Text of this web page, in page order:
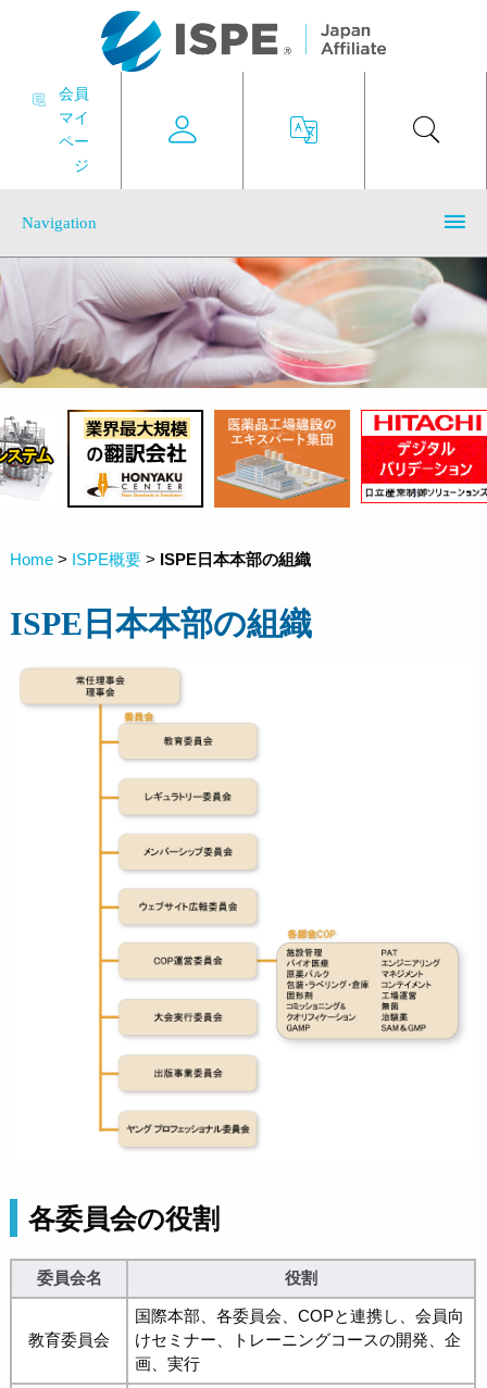
会員
マイ
ペー
ジ
Navigation
Home > ISPE概要 > ISPE日本本部の組織
ISPE日本本部の組織
各委員会の役割
委員会名 役割
教育委員会
国際本部、各委員会、COPと連携し、会員向
けセミナー、トレーニングコースの開発、企
画、実行